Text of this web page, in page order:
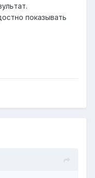
показывать